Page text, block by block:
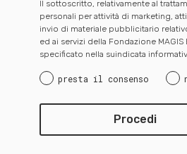
Il sottoscritto, relativamente al
personali per attività di marketing,
invio di materiale pubblicitario
ed ai servizi della Fondazione
specificato nella suindicata
presta il consenso